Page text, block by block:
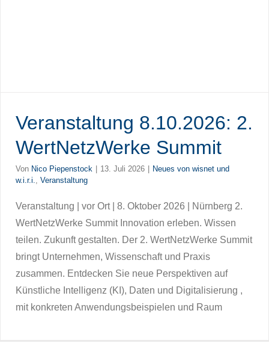
Veranstaltung 8.10.2026: 2.
WertNetzWerke Summit
Von Nico Piepenstock | 13. Juli 2026 | Neues von wisnet und
w.i.r.i.
Veranstaltung
Veranstaltung | vor Ort | 8. Oktober 2026 | Nürnberg 2.
WertNetzWerke Summit Innovation erleben. Wissen
teilen. Zukunft gestalten. Der 2. WertNetzWerke Summit
bringt Unternehmen, Wissenschaft und Praxis
zusammen. Entdecken Sie neue Perspektiven auf
Künstliche Intelligenz (KI), Daten und Digitalisierung ,
mit konkreten Anwendungsbeispielen und Raum